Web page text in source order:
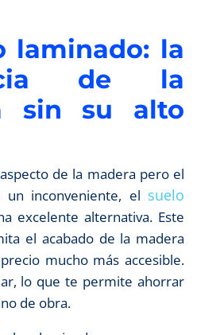
laminado: la
de la
sin su alto
de la madera pero el
un inconveniente, el suelo
excelente alternativa. Este
el acabado de la madera
mucho más accesible.
lo que te permite ahorrar
de obra.